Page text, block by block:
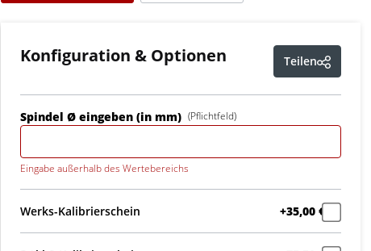
Konfiguration & Optionen Teilen
Spindel Ø eingeben (in mm) (Pflichtfeld)
Eingabe außerhalb des Wertebereichs
Werks-Kalibrierschein +35,00 €